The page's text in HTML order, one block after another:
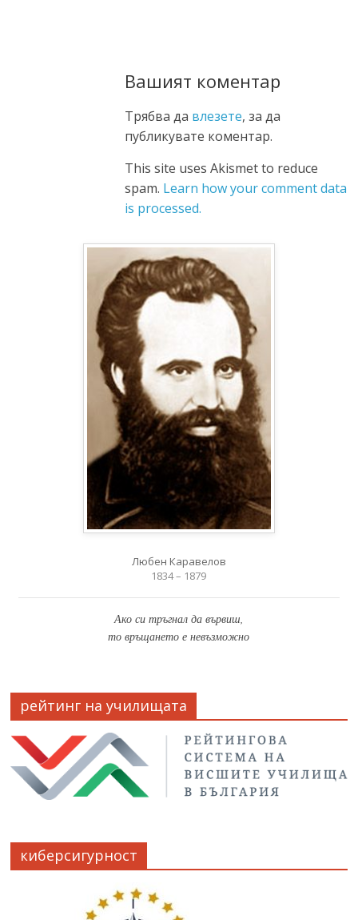
Вашият коментар
Трябва да влезете, за да
публикувате коментар.
This site uses Akismet to reduce
spam. Learn how your comment data
is processed.
Любен Каравелов
1834 – 1879
Ако си тръгнал да вървиш,
то връщането е невъзможно
рейтинг на училищата
киберсигурност